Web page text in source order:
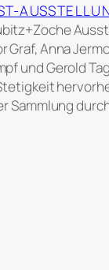
Graf, Anna
und Gerold
Sammlung